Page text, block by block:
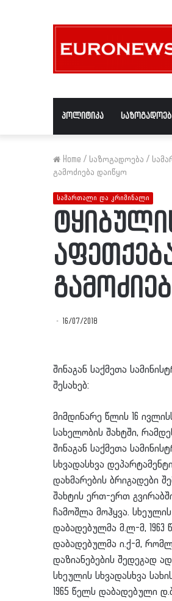
პოლიტიკა
Home / საზოგადოება /
გამოძიება დაიწყო
სამართალი და კრიმინალი
16/07/2018
შინაგან საქმეთა
შესახებ:
მიმდინარე წლის 16
სახელობის შახტში,
შინაგან საქმეთა
სხვადასხვა
დახმარების ბრიგადები
შახტის ერთ-ერთ
ჩამოშლა მოჰყვა. სხეულის
დაბადებულმა მ.ლ-მ, 1963
დაბადებულმა ი.ქ-მ,
დაზიანებების შედეგად
სხეულის სხვადასხვა
1965 წელს დაბადებული